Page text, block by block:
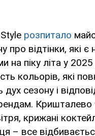
розпитало
про відтінки, які є
на піку літа у 2025
кольорів, які
дух сезону і
Кришталево
крижані
– все